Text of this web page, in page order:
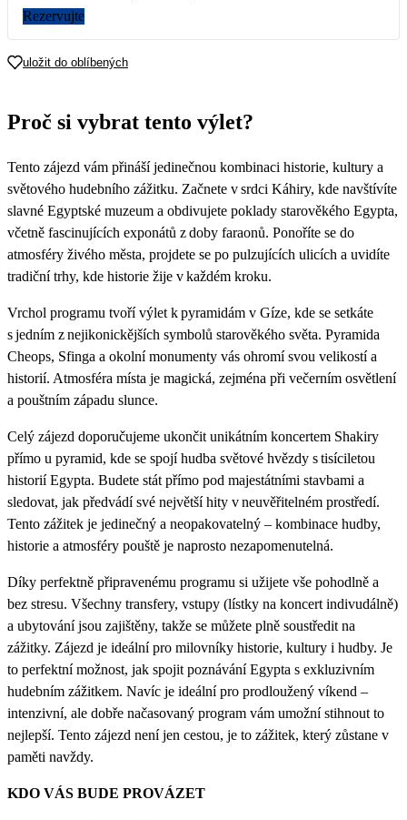
16
21 590
Rezervujte
uložit do oblíbených
Proč si vybrat tento výlet?
Tento zájezd vám přináší jedinečnou kombinaci historie, kultury a
světového hudebního zážitku. Začnete v srdci Káhiry, kde navštívíte
slavné Egyptské muzeum a obdivujete poklady starověkého Egypta,
včetně fascinujících exponátů z doby faraonů. Ponoříte se do
atmosféry živého města, projdete se po pulzujících ulicích a uvidíte
tradiční trhy, kde historie žije v každém kroku.
Vrchol programu tvoří výlet k pyramidám v Gíze, kde se setkáte
s jedním z nejikonickějších symbolů starověkého světa. Pyramida
Cheops, Sfinga a okolní monumenty vás ohromí svou velikostí a
historií. Atmosféra místa je magická, zejména při večerním osvětlení
a pouštním západu slunce.
Celý zájezd doporučujeme ukončit unikátním koncertem Shakiry
přímo u pyramid, kde se spojí hudba světové hvězdy s tisíciletou
historií Egypta. Budete stát přímo pod majestátními stavbami a
sledovat, jak předvádí své největší hity v neuvěřitelném prostředí.
Tento zážitek je jedinečný a neopakovatelný – kombinace hudby,
historie a atmosféry pouště je naprosto nezapomenutelná.
Díky perfektně připravenému programu si užijete vše pohodlně a
bez stresu. Všechny transfery, vstupy (lístky na koncert indivudálně)
a ubytování jsou zajištěny, takže se můžete plně soustředit na
zážitky. Zájezd je ideální pro milovníky historie, kultury i hudby. Je
to perfektní možnost, jak spojit poznávání Egypta s exkluzivním
hudebním zážitkem. Navíc je ideální pro prodloužený víkend –
intenzivní, ale dobře načasovaný program vám umožní stihnout to
nejlepší. Tento zájezd není jen cestou, je to zážitek, který zůstane v
paměti navždy.
KDO VÁS BUDE PROVÁZET